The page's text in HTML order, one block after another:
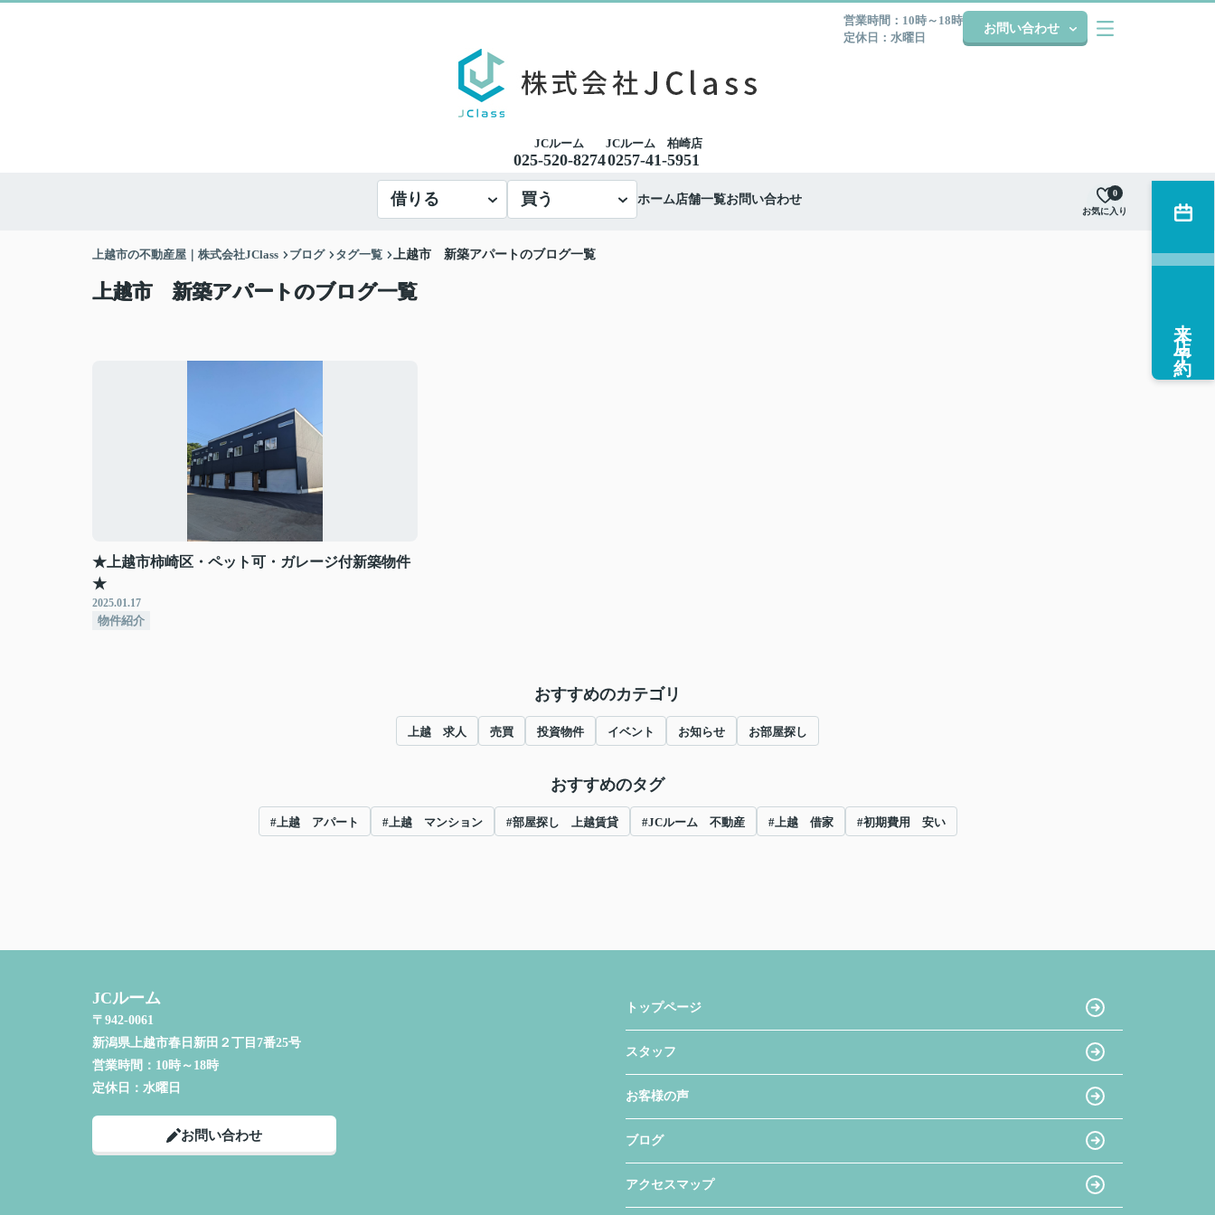
営業時間：10時～18時
定休日：水曜日
お問い合わせ
JCルーム
025-520-8274
JCルーム 柏崎店
0257-41-5951
借りる 買う ホーム店舗一覧お問い合わせ
お気に入り
0
上越市の不動産屋｜株式会社JClass ブログ タグ一覧 上越市 新築アパートのブログ一覧
上越市 新築アパートのブログ一覧
★上越市柿崎区・ペット可・ガレージ付新築物件
★
2025.01.17
物件紹介
おすすめのカテゴリ
上越 求人 売買 投資物件 イベント お知らせ お部屋探し
おすすめのタグ
#上越 アパート #上越 マンション #部屋探し 上越賃貸 #JCルーム 不動産 #上越 借家 #初期費用 安い
来店予約
JCルーム
〒942-0061
新潟県上越市春日新田２丁目7番25号
営業時間： 10時～18時
定休日： 水曜日
お問い合わせ
トップページ
スタッフ
お客様の声
ブログ
アクセスマップ